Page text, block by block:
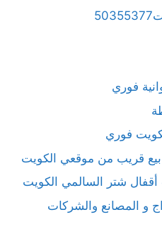
فوري
فوري
قريب من موقعي الكويت
شتر السالمي الكويت
و المصانع والشركات